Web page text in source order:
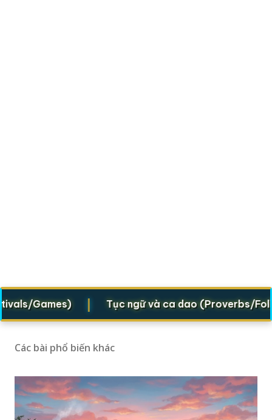
Games) | Tục ngữ và ca dao (Proverbs/Folk
Các bài phổ biến khác